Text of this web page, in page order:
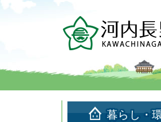
頭
す。
飛
し
暮らし・